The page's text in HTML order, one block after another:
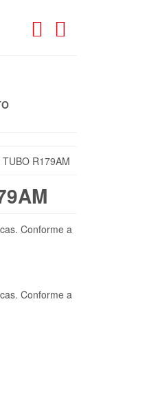
TUBO R179AM
Conforme a
Conforme a